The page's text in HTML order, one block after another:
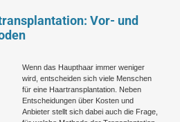
Vor- und
Wenn das Haupthaar immer weniger
wird, entscheiden sich viele Menschen
für eine Haartransplantation. Neben
Entscheidungen über Kosten und
Anbieter stellt sich dabei auch die Frage,